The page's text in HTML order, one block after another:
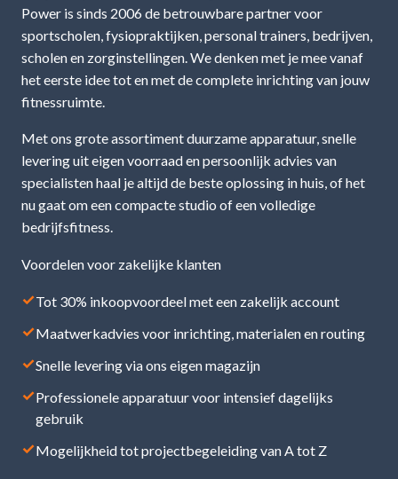
Power is sinds 2006 de betrouwbare partner voor
sportscholen, fysiopraktijken, personal trainers, bedrijven,
scholen en zorginstellingen. We denken met je mee vanaf
het eerste idee tot en met de complete inrichting van jouw
fitnessruimte.
Met ons grote assortiment duurzame apparatuur, snelle
levering uit eigen voorraad en persoonlijk advies van
specialisten haal je altijd de beste oplossing in huis, of het
nu gaat om een compacte studio of een volledige
bedrijfsfitness.
Voordelen voor zakelijke klanten
✓Tot 30% inkoopvoordeel met een zakelijk account
✓Maatwerkadvies voor inrichting, materialen en routing
✓Snelle levering via ons eigen magazijn
✓Professionele apparatuur voor intensief dagelijks
gebruik
✓Mogelijkheid tot projectbegeleiding van A tot Z